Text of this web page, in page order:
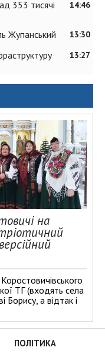
14:46
353 тисячі
13:30
Жупанський
13:27
на
ТГ (входять села
Борису, а відтак і
ПОЛІТИКА